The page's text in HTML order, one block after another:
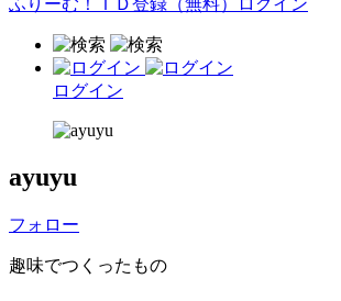
ふりーむ！ＩＤ登録（無料） ログイン
ログイン
ayuyu
フォロー
趣味でつくったもの